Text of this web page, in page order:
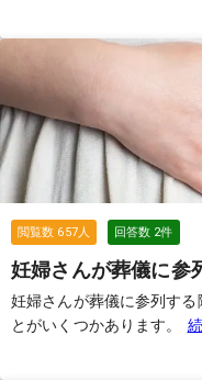
閲覧数 657人 回答数 2件
妊婦さんが葬儀に参
妊婦さんが葬儀に参列す
とがいくつかあります。